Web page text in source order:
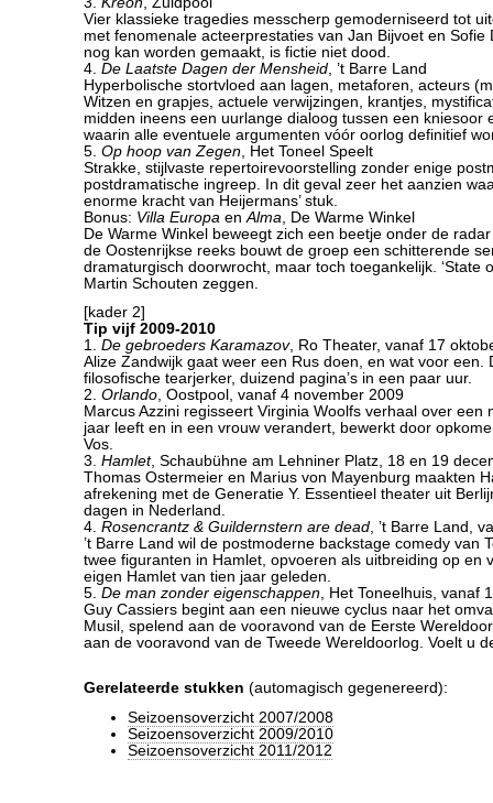
Vier klassieke tragedies messcherp gemoderniseerd tot
met fenomenale acteerprestaties van Jan Bijvoet en Sofie
nog kan worden gemaakt, is fictie niet dood.
4. De Laatste Dagen der Mensheid, ’t Barre Land
Hyperbolische stortvloed aan lagen, metaforen, acteurs
Witzen en grapjes, actuele verwijzingen, krantjes,
midden ineens een uurlange dialoog tussen een kniesoor
waarin alle eventuele argumenten vóór oorlog definitief
5. Op hoop van Zegen, Het Toneel Speelt
Strakke, stijlvaste repertoirevoorstelling zonder enige
postdramatische ingreep. In dit geval zeer het aanzien
enorme kracht van Heijermans’ stuk.
Bonus: Villa Europa enAlma, De Warme Winkel
De Warme Winkel beweegt zich een beetje onder de
de Oostenrijkse reeks bouwt de groep een schitterende
dramaturgisch doorwrocht, maar toch toegankelijk. ‘State
Martin Schouten zeggen.
[kader 2]
Tip vijf 2009-2010
1. De gebroeders Karamazov, Ro Theater, vanaf 17
Alize Zandwijk gaat weer een Rus doen, en wat voor een.
filosofische tearjerker, duizend pagina’s in een paar uur.
2. Orlando, Oostpool, vanaf 4 november 2009
Marcus Azzini regisseert Virginia Woolfs verhaal over een
jaar leeft en in een vrouw verandert, bewerkt door
Vos.
3. Hamlet, Schaubühne am Lehniner Platz, 18 en 19
Thomas Ostermeier en Marius von Mayenburg maakten
afrekening met de Generatie Y. Essentieel theater uit
dagen in Nederland.
4. Rosencrantz & Guildernstern are dead, ’t Barre Land,
’t Barre Land wil de postmoderne backstage comedy van
twee figuranten in Hamlet, opvoeren als uitbreiding op en
eigen Hamlet van tien jaar geleden.
5. De man zonder eigenschappen, Het Toneelhuis, vanaf
Guy Cassiers begint aan een nieuwe cyclus naar het
Musil, spelend aan de vooravond van de Eerste
aan de vooravond van de Tweede Wereldoorlog. Voelt u
Gerelateerde stukken (automagisch gegenereerd):
Seizoensoverzicht 2007/2008
Seizoensoverzicht 2009/2010
Seizoensoverzicht 2011/2012